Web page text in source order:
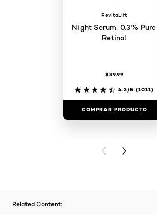
RevitaLift
Night Serum, 0.3% Pure
Retinol
$39.99
4.3/5 (1011)
COMPRAR PRODUCTO
PREVIOUS CARD
NEXT CARD
Related Content: